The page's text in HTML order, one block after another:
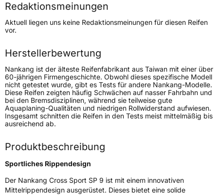
Höchstgeschwindigkeit
270 km/h
Lastindex103
Höchstlast875 kg
Generelle Merkmale
FahrzeugtypSUV
VerwendungSommerreifen
ModellnameCross Sport SP 9
Weitere Eigenschaften
SchlauchtypTL
Redaktionsmeinungen
Aktuell liegen uns keine Redaktionsmeinungen für diesen Reifen
vor.
Herstellerbewertung
Nankang ist der älteste Reifenfabrikant aus Taiwan mit einer über
60-jährigen Firmengeschichte. Obwohl dieses spezifische Modell
nicht getestet wurde, gibt es Tests für andere Nankang-Modelle.
Diese Reifen zeigten häufig Schwächen auf nasser Fahrbahn und
bei den Bremsdisziplinen, während sie teilweise gute
Aquaplaning-Qualitäten und niedrigen Rollwiderstand aufwiesen.
Insgesamt schnitten die Reifen in den Tests meist mittelmäßig bis
ausreichend ab.
Produktbeschreibung
Sportliches Rippendesign
Der Nankang Cross Sport SP 9 ist mit einem innovativen
Mittelrippendesign ausgerüstet. Dieses bietet eine solide